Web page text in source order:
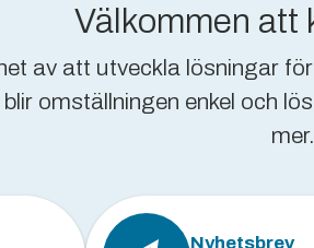
Välkommen att
av att utveckla lösningar
omställningen enkel och
mer.
Nyhetsbrev